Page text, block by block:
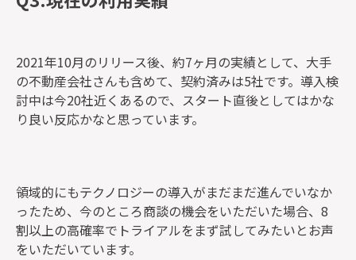
2021年10月のリリース後、約7ヶ月の実績として、大手
の不動産会社さんも含めて、契約済みは5社です。導入検
討中は今20社近くあるので、スタート直後としてはかな
り良い反応かなと思っています。
領域的にもテクノロジーの導入がまだまだ進んでいなか
ったため、今のところ商談の機会をいただいた場合、8
割以上の高確率でトライアルをまず試してみたいとお声
をいただいています。